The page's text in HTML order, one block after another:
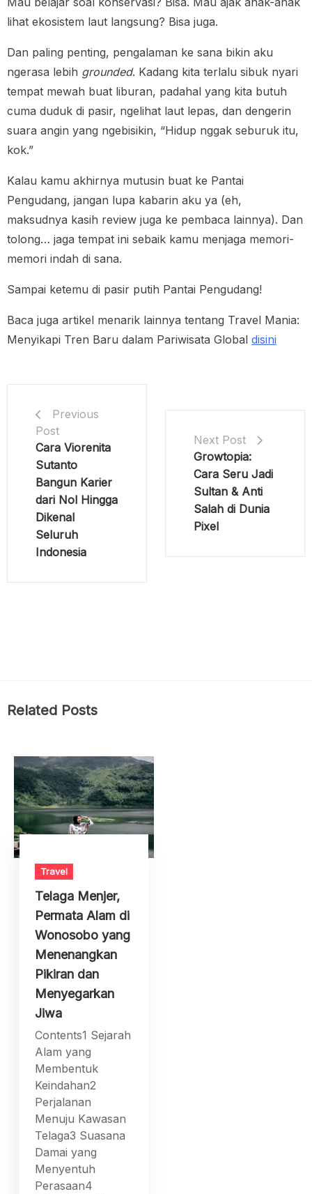
lihat ekosistem laut langsung? Bisa juga.
Dan paling penting, pengalaman ke sana bikin aku
ngerasa lebih grounded. Kadang kita terlalu sibuk nyari
tempat mewah buat liburan, padahal yang kita butuh
cuma duduk di pasir, ngelihat laut lepas, dan dengerin
suara angin yang ngebisikin, “Hidup nggak seburuk itu,
kok.”
Kalau kamu akhirnya mutusin buat ke Pantai
Pengudang, jangan lupa kabarin aku ya (eh,
maksudnya kasih review juga ke pembaca lainnya). Dan
tolong… jaga tempat ini sebaik kamu menjaga memori-
memori indah di sana.
Sampai ketemu di pasir putih Pantai Pengudang!
Baca juga artikel menarik lainnya tentang Travel Mania:
Menyikapi Tren Baru dalam Pariwisata Global disini
Previous
Post
Cara Viorenita
Sutanto
Bangun Karier
dari Nol Hingga
Dikenal
Seluruh
Indonesia
Next Post
Growtopia:
Cara Seru Jadi
Sultan & Anti
Salah di Dunia
Pixel
Related Posts
Travel
Telaga Menjer,
Permata Alam di
Wonosobo yang
Menenangkan
Pikiran dan
Menyegarkan
Jiwa
Contents1 Sejarah
Alam yang
Membentuk
Keindahan2
Perjalanan
Menuju Kawasan
Telaga3 Suasana
Damai yang
Menyentuh
Perasaan4